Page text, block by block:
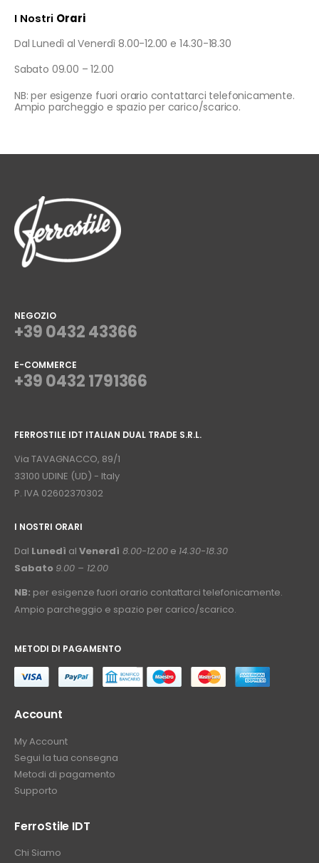
I Nostri Orari
Dal Lunedì al Venerdì 8.00-12.00 e 14.30-18.30
Sabato 09.00 – 12.00
NB: per esigenze fuori orario contattarci telefonicamente.
Ampio parcheggio e spazio per carico/scarico.
NEGOZIO
+39 0432 43366
E-COMMERCE
+39 0432 1791366
FERROSTILE IDT ITALIAN DUAL TRADE S.R.L.
Via TAVAGNACCO, 89/1
33100 UDINE (UD) - Italy
P. IVA 02602370302
I NOSTRI ORARI
Dal Lunedì al Venerdì 8.00-12.00 e 14.30-18.30
Sabato 9.00 – 12.00
NB: per esigenze fuori orario contattarci telefonicamente.
Ampio parcheggio e spazio per carico/scarico.
METODI DI PAGAMENTO
Account
My Account
Segui la tua consegna
Metodi di pagamento
Supporto
FerroStile IDT
Chi Siamo